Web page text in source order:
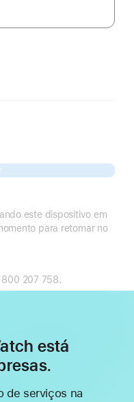
este dispositivo em
para retomar no
800 207 758.
está
de serviços na